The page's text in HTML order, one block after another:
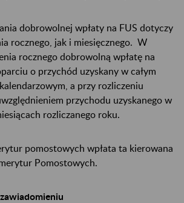
dobrowolnej wpłaty na FUS dotyczy
rocznego, jak i miesięcznego. W
rocznego dobrowolną wpłatę na
o przychód uzyskany w całym
a przy rozliczeniu
przychodu uzyskanego w
rozliczanego roku.
pomostowych wpłata ta kierowana
Pomostowych.